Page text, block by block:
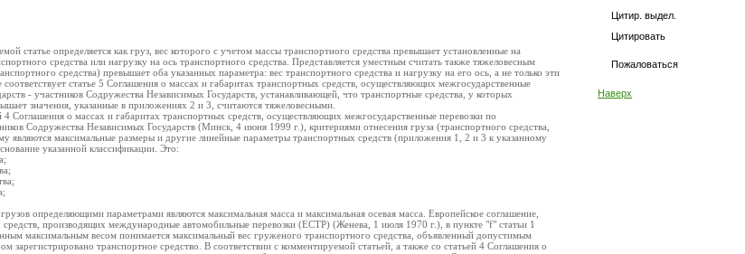
Цитир. выдел.
Цитировать
Пожаловаться
Наверх
статье определяется как груз, вес которого с учетом массы транспортного средства превышает установленные на
средства или нагрузку на ось транспортного средства. Представляется уместным считать также тяжеловесным
средства) превышает оба указанных параметра: вес транспортного средства и нагрузку на его ось, а не только эти
соответствует статье 5 Соглашения о массах и габаритах транспортных средств, осуществляющих межгосударственные
- участников Содружества Независимых Государств, устанавливающей, что транспортные средства, у которых
значения, указанные в приложениях 2 и 3, считаются тяжеловесными.
4 Соглашения о массах и габаритах транспортных средств, осуществляющих межгосударственные перевозки по
Содружества Независимых Государств (Минск, 4 июня 1999 г.), критериями отнесения груза (транспортного средства,
являются максимальные размеры и другие линейные параметры транспортных средств (приложения 1, 2 и 3 к указанному
указанной классификации. Это:
определяющими параметрами являются максимальная масса и максимальная осевая масса. Европейское соглашение,
производящих международные автомобильные перевозки (ЕСТР) (Женева, 1 июля 1970 г.), в пункте "f" статьи 1
максимальным весом понимается максимальный вес груженого транспортного средства, объявленный допустимым
зарегистрировано транспортное средство. В соответствии с комментируемой статьей, а также со статьей 4 Соглашения о